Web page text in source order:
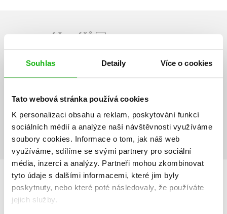
Souhlas Detaily Více o cookies
Tato webová stránka používá cookies
K personalizaci obsahu a reklam, poskytování funkcí
sociálních médií a analýze naší návštěvnosti využíváme
soubory cookies. Informace o tom, jak náš web
využíváme, sdílíme se svými partnery pro sociální
média, inzerci a analýzy. Partneři mohou zkombinovat
tyto údaje s dalšími informacemi, které jim byly
poskytnuty, nebo které poté následovaly, že používáte
jejich služby.
HODNOCENÍ ČTENÁŘŮ
V současné době nejsou vytvořena žádná uživatelská hodnocení.
Uživatelskou recenzi mohou vkládat pouze registrovaní uživatelé
Přihlásit
AUTOR KNIHY